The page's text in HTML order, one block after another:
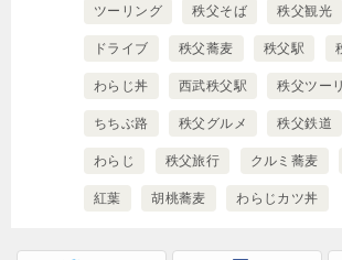
ツーリング 秩父そば 秩父観光
ドライブ 秩父蕎麦 秩父駅
わらじ丼 西武秩父駅 秩父ツー
ちちぶ路 秩父グルメ 秩父鉄道
わらじ 秩父旅行 クルミ蕎麦
紅葉 胡桃蕎麦 わらじカツ丼